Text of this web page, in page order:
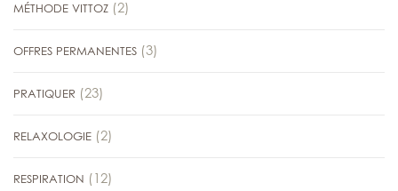
MÉTHODE VITTOZ (2)
OFFRES PERMANENTES (3)
PRATIQUER (23)
RELAXOLOGIE (2)
RESPIRATION (12)